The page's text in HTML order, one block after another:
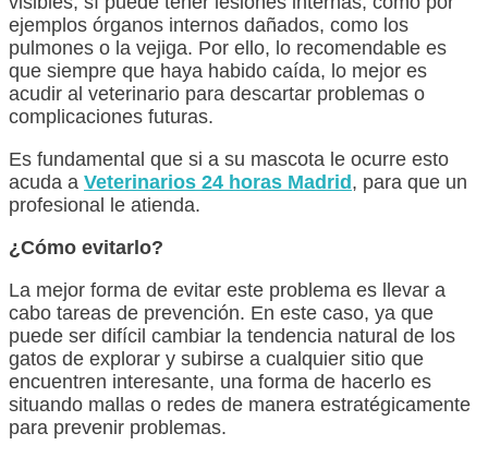
ejemplos órganos internos dañados, como los
pulmones o la vejiga. Por ello, lo recomendable es
que siempre que haya habido caída, lo mejor es
acudir al veterinario para descartar problemas o
complicaciones futuras.
Es fundamental que si a su mascota le ocurre esto
acuda a Veterinarios 24 horas Madrid, para que un
profesional le atienda.
¿Cómo evitarlo?
La mejor forma de evitar este problema es llevar a
cabo tareas de prevención. En este caso, ya que
puede ser difícil cambiar la tendencia natural de los
gatos de explorar y subirse a cualquier sitio que
encuentren interesante, una forma de hacerlo es
situando mallas o redes de manera estratégicamente
para prevenir problemas.